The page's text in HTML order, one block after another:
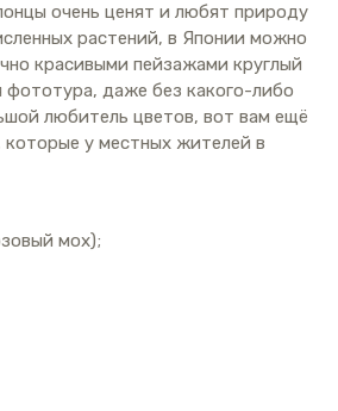
очень ценят и любят природу
растений, в Японии можно
красивыми пейзажами круглый
фототура, даже без какого-либо
любитель цветов, вот вам ещё
которые у местных жителей в
мох);